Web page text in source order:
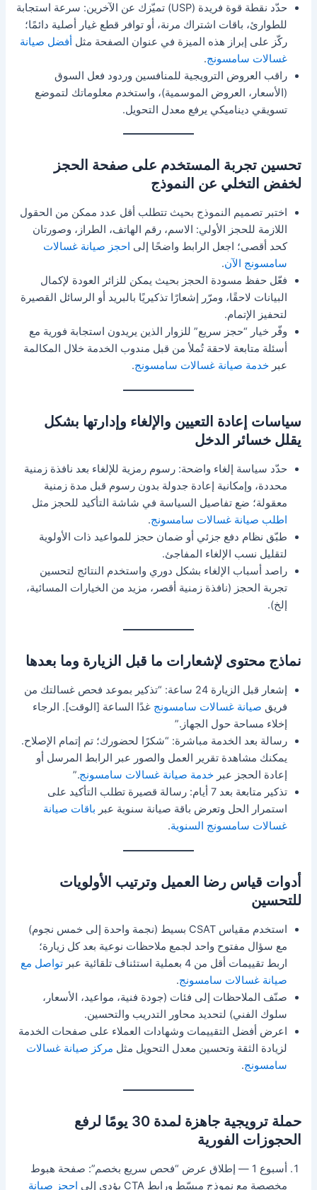
حدّد نقطة قوة فريدة (USP) تميّزك عن الآخرين: سرعة استجابة
للطوارئ، باقات اشتراك مرنة، أو توافر قطع غيار أصلية دائمًا؛
ركّز على إبراز هذه الميزة في عنوان الصفحة مثل أفضل صيانة
غسالات سامسونج.
راقب العروض الترويجية للمنافسين وردود فعل السوق
(الأسعار، العروض الموسمية)، واستخدم معلوماتك لتموضع
تسويقي ديناميكي يرفع معدل التحويل.
تحسين تجربة المستخدم على صفحة الحجز
لخفض التخلي عن النموذج
اختبر تصميم النموذج بحيث تتطلب أقل عدد ممكن من الحقول
اللازمة للحجز الأولي: الاسم، رقم الهاتف، الطراز، وصورتان
كحد أقصى؛ اجعل الرابط واضحًا إلى احجز صيانة غسالات
سامسونج الآن.
فعّل حفظ مسودة الحجز بحيث يمكن للزائر العودة لإكمال
البيانات لاحقًا، ومرّر إشعارًا تذكيريًا بالبريد أو الرسائل القصيرة
لتحفيز الإتمام.
وفّر خيار “حجز سريع” للزوار الذين يريدون استجابة فورية مع
أسئلة متابعة لاحقة تُملأ من قبل مندوب الخدمة خلال المكالمة
عبرخدمة صيانة غسالات سامسونج.
سياسات إعادة التعيين والإلغاء وإدارتها بشكل
يقلل خسائر الدخل
حدّد سياسة إلغاء واضحة: رسوم رمزية للإلغاء بعد نافذة زمنية
محددة، وإمكانية إعادة جدولة بدون رسوم قبل مدة زمنية
معقولة؛ ضع تفاصيل السياسة في شاشة التأكيد للحجز مثل
اطلب صيانة غسالات سامسونج.
طبّق نظام دفع جزئي أو ضمان حجز للمواعيد ذات الأولوية
لتقليل نسب الإلغاء المفاجئ.
راصد أسباب الإلغاء بشكل دوري واستخدم النتائج لتحسين
تجربة الحجز (نافذة زمنية أقصر، مزيد من الخيارات المسائية،
إلخ).
نماذج محتوى لإشعارات ما قبل الزيارة وما بعدها
إشعار قبل الزيارة 24 ساعة: “تذكير بموعد فحص غسالتك من
فريق صيانة غسالات سامسونج غدًا الساعة [الوقت]. الرجاء
إخلاء مساحة حول الجهاز.”
رسالة بعد الخدمة مباشرة: “شكرًا لحضورك؛ تم إتمام الإصلاح.
يمكنك مشاهدة تقرير العمل والصور عبر الرابط المرسل أو
إعادة الحجز عبرخدمة صيانة غسالات سامسونج.”
تذكير متابعة بعد 7 أيام: رسالة قصيرة تطلب التأكيد على
استمرار الحل وتعرض باقة صيانة سنوية عبر باقات صيانة
غسالات سامسونج السنوية.
أدوات قياس رضا العميل وترتيب الأولويات
للتحسين
استخدم مقياس CSAT بسيط (نجمة واحدة إلى خمس نجوم)
مع سؤال مفتوح واحد لجمع ملاحظات نوعية بعد كل زيارة؛
اربط تقييمات أقل من 4 بعملية استئناف تلقائية عبر
تواصل مع
صيانة غسالات سامسونج.
صنّف الملاحظات إلى فئات (جودة فنية، مواعيد، الأسعار،
سلوك الفني) لتحديد محاور التدريب والتحسين.
اعرض أفضل التقييمات وشهادات العملاء على صفحات الخدمة
لزيادة الثقة وتحسين معدل التحويل مثل مركز صيانة غسالات
سامسونج.
حملة ترويجية جاهزة لمدة 30 يومًا لرفع
الحجوزات الفورية
أسبوع 1 — إطلاق عرض “فحص سريع بخصم”: صفحة هبوط
مخصصة مع نموذج مبسّط ورابط CTA يؤدي إلى
احجز صيانة